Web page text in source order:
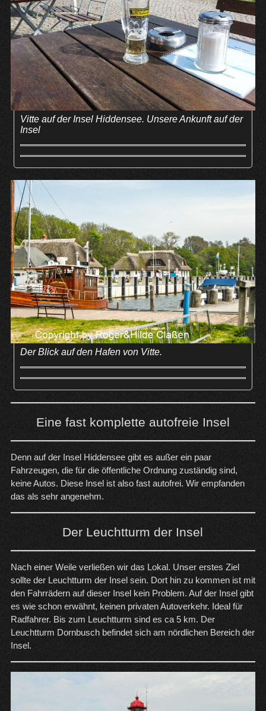
Vitte auf der Insel Hiddensee. Unsere Ankunft auf der
Insel
Der Blick auf den Hafen von Vitte.
Eine fast komplette autofreie Insel
Denn auf der Insel Hiddensee gibt es außer ein paar
Fahrzeugen, die für die öffentliche Ordnung zuständig sind,
keine Autos. Diese Insel ist also fast autofrei. Wir empfanden
das als sehr angenehm.
Der Leuchtturm der Insel
Nach einer Weile verließen wir das Lokal. Unser erstes Ziel
sollte der Leuchtturm der Insel sein. Dort hin zu kommen ist mit
den Fahrrädern auf dieser Insel kein Problem. Auf der Insel gibt
es wie schon erwähnt, keinen privaten Autoverkehr. Ideal für
Radfahrer. Bis zum Leuchtturm sind es ca 5 km. Der
Leuchtturm Dornbusch befindet sich am nördlichen Bereich der
Insel.